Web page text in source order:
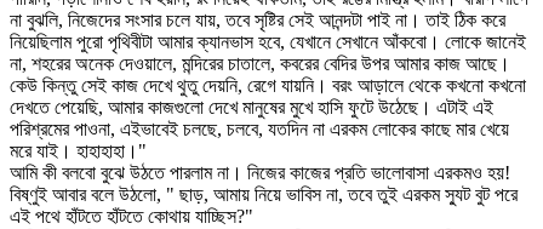
না বুঝলি, নিজেদের সংসার চলে যায়, তবে সৃষ্টির সেই আনন্দটা পাই না। তাই ঠিক করে
নিয়েছিলাম পুরো পৃথিবীটা আমার ক্যানভাস হবে, যেখানে সেখানে আঁকবো। লোকে জানেই
না, শহরের অনেক দেওয়ালে, মন্দিরের চাতালে, কবরের বেদির উপর আমার কাজ আছে।
কেউ কিন্তু সেই কাজ দেখে থুতু দেয়নি, রেগে যায়নি। বরং আড়ালে থেকে কখনো কখনো
দেখতে পেয়েছি, আমার কাজগুলো দেখে মানুষের মুখে হাসি ফুটে উঠেছে। এটাই এই
পরিশ্রমের পাওনা, এইভাবেই চলছে, চলবে, যতদিন না এরকম লোকের কাছে মার খেয়ে
মরে যাই। হাহাহাহা।"
আমি কী বলবো বুঝে উঠতে পারলাম না। নিজের কাজের প্রতি ভালোবাসা এরকমও হয়!
বিষ্ণুই আবার বলে উঠলো, " ছাড়, আমায় নিয়ে ভাবিস না, তবে তুই এরকম স্যুট বুট পরে
এই পথে হাঁটতে হাঁটতে কোথায় যাচ্ছিস?"